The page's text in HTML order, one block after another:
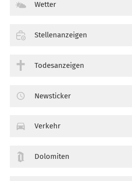
Wetter
Stellenanzeigen
Todesanzeigen
Newsticker
Verkehr
Dolomiten